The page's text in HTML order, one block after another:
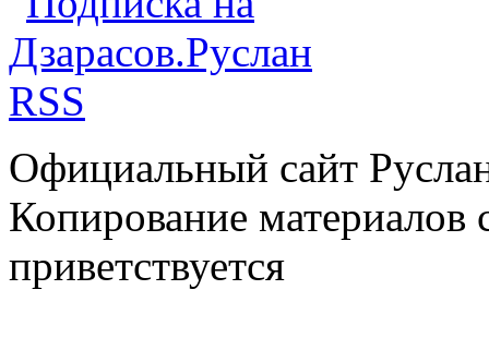
Официальный сайт
Копирование материалов
приветствуется